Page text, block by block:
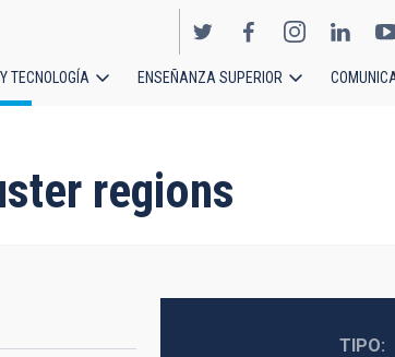
TECNOLOGÍA ENSEÑANZA SUPERIOR
regions
TIPO